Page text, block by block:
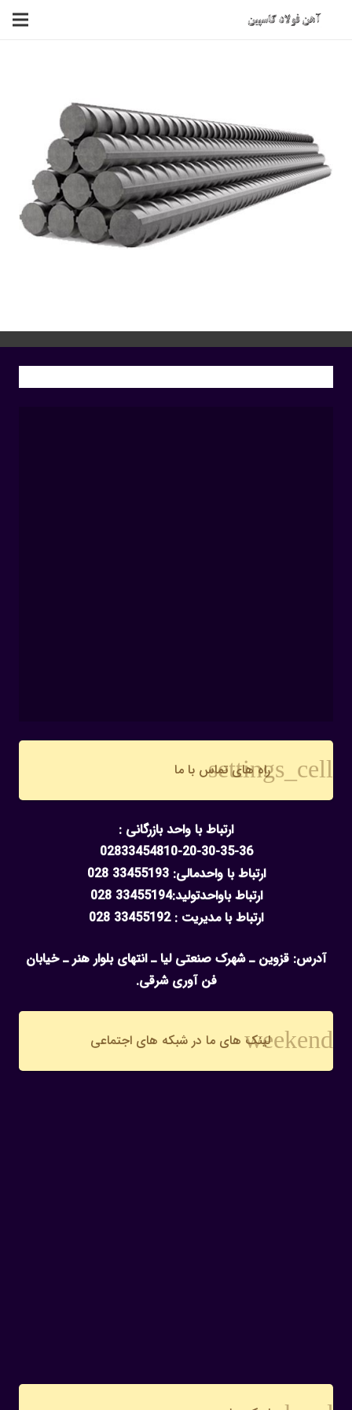
settings_cell
راه های تماس با ما
ارتباط با واحد بازرگانی :
02833454810-20-30-35-36
ارتباط با واحدمالی: 33455193 028
ارتباط باواحدتولید:33455194 028
ارتباط با مدیریت : 33455192 028
آدرس: قزوین ـ شهرک صنعتی لیا ـ انتهای بلوار هنر ـ خیابان
فن آوری شرقی.
weekendلینک های ما در شبکه های اجتماعی